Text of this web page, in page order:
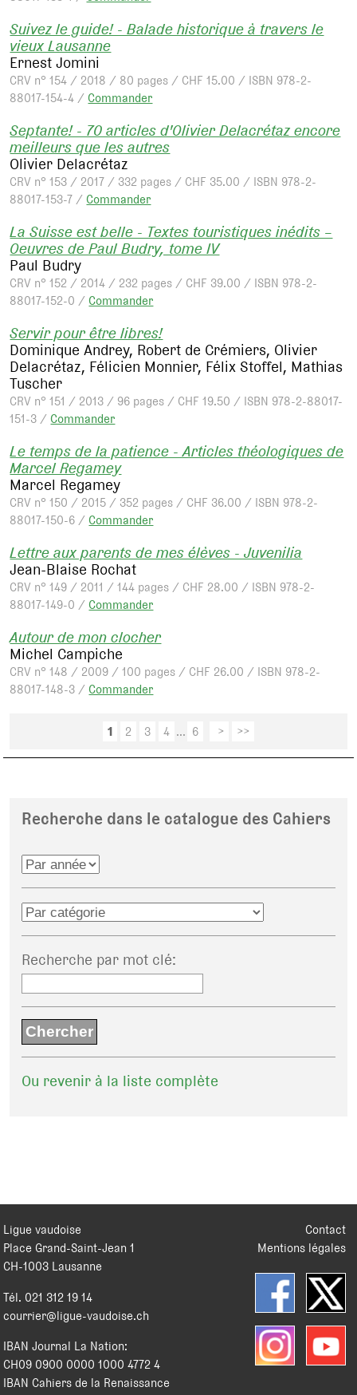
Suivez le guide! - Balade historique à travers le
vieux Lausanne
Ernest Jomini
CRV n° 154 / 2018 / 80 pages / CHF 15.00 / ISBN 978-2-
88017-154-4 /Commander
Septante! - 70 articles d'Olivier Delacrétaz encore
meilleurs que les autres
Olivier Delacrétaz
CRV n° 153 / 2017 / 332 pages / CHF 35.00 / ISBN 978-2-
88017-153-7 /Commander
La Suisse est belle - Textes touristiques inédits –
Oeuvres de Paul Budry, tome IV
Paul Budry
CRV n° 152 / 2014 / 232 pages / CHF 39.00 / ISBN 978-2-
88017-152-0 /Commander
Servir pour être libres!
Dominique Andrey, Robert de Crémiers, Olivier
Delacrétaz, Félicien Monnier, Félix Stoffel, Mathias
Tuscher
CRV n° 151 / 2013 / 96 pages / CHF 19.50 / ISBN 978-2-88017-
151-3 /Commander
Le temps de la patience - Articles théologiques de
Marcel Regamey
Marcel Regamey
CRV n° 150 / 2015 / 352 pages / CHF 36.00 / ISBN 978-2-
88017-150-6 /Commander
Lettre aux parents de mes élèves - Juvenilia
Jean-Blaise Rochat
CRV n° 149 / 2011 / 144 pages / CHF 28.00 / ISBN 978-2-
88017-149-0 /Commander
Autour de mon clocher
Michel Campiche
CRV n° 148 / 2009 / 100 pages / CHF 26.00 / ISBN 978-2-
88017-148-3 /Commander
1 2 3 4 ... 6 > >>
Recherche dans le catalogue des Cahiers
Recherche par mot clé:
Ou revenir à la liste complète
Contact
Mentions légales
Ligue vaudoise
Place Grand-Saint-Jean 1
CH-1003 Lausanne
Tél. 021 312 19 14
courrier@ligue-vaudoise.ch
IBAN Journal La Nation:
CH09 0900 0000 1000 4772 4
IBAN Cahiers de la Renaissance